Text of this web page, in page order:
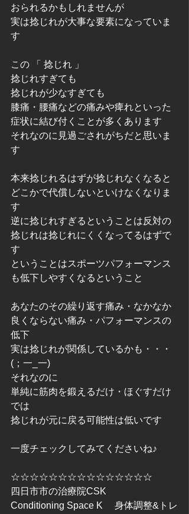
おられるかもしれませんが
実は捻じれが大事な要素になっていま
す
この 「 捻じれ 」
捻じれすぎても
捻じれが少なすぎても
膝痛・腰痛などの痛みや痺れといった
症状に結び付くことが多くあります
それなのに見過ごされがちだと思いま
す
本来捻じれるはずが捻じれなくなると
どこかで代償しないといけなくなりま
す
逆に捻じれすぎるということは反対の
捻じれは捻じれにくくなってるはずで
す
ということはスポーツパフォーマンス
も低下しやすくなるということ
あなたのその繰り返す痛み・なかなか
良くならない痛み・パフォーマンスの
低下
実は捻じれが関係しているかも・・・
(；一_一)
それなのに
単純に筋肉を鍛えるだけ・ほぐすだけ
では
捻じれが元に戻る可能性は低いです
一度チェックしてみてくださいね♪
☆☆☆☆☆☆☆☆☆☆☆☆☆☆☆
四日市市の治療院CSK
Conditioning Space K 　身体調整&トレ